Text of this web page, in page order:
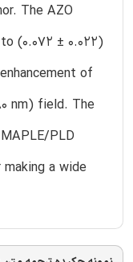
The AZO
(0.072 ± 0.022)
of
nm) field. The
PLD
a wide